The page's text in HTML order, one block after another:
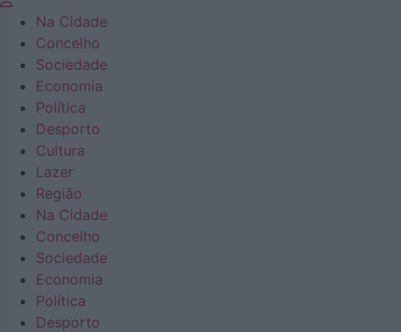
Na Cidade
Concelho
Sociedade
Economia
Política
Desporto
Cultura
Lazer
Região
Na Cidade
Concelho
Sociedade
Economia
Política
Desporto